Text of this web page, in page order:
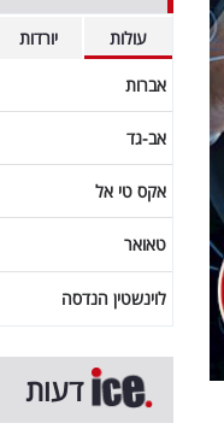
עולות יורדות
אברות
אב-גד
אקס טי אל
טאואר
לוינשטין הנדסה
דעות